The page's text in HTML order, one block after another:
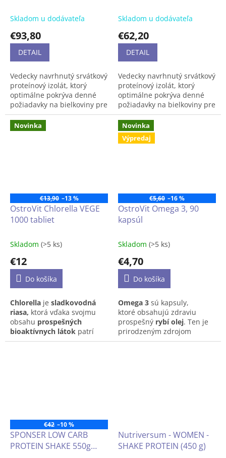
Skladom u dodávateľa
€93,80
DETAIL
Vedecky navrhnutý srvátkový
proteínový izolát, ktorý
optimálne pokrýva denné
požiadavky na bielkoviny pre
úspešné budovanie svalov, s
nízkym obsahom tuku a
uhľohydrátov, vysoký obsah
optimálne pokrýva denné
pre úspešné budovanie
svalov, s nízkym
obsahom tuku a
uhľohydrátov, vysoký
obsah esenciálnych
aminokyselín, bez laktózy
Skladom u dodávateľa
€62,20
DETAIL
Vedecky navrhnutý srvátkový
proteínový izolát, ktorý
optimálne pokrýva denné
požiadavky na bielkoviny pre
úspešné budovanie svalov.
850g = 42 dávok
Novinka
€13,90 –13 %
OstroVit Chlorella VEGE
1000 tabliet
Skladom (>5 ks)
€12
Do košíka
Chlorella je sladkovodná
riasa, ktorá vďaka svojmu
obsahu prospešných
bioaktívnych látok patrí
medzisuperpotraviny. Spája
Novinka
Výpredaj
€5,60 –16 %
OstroVit Omega 3, 90
kapsúl
Skladom (>5 ks)
€4,70
Do košíka
Omega 3 sú kapsuly,
ktoré obsahujú zdraviu
prospešný rybí olej. Ten je
prirodzeným zdrojom
zdravých tukov v podobe
pravidelne dopĺňať.
€42 –10 %
SPONSER LOW CARB
PROTEIN SHAKE 550g
Nutriversum - WOMEN -
SHAKE PROTEIN (450 g)